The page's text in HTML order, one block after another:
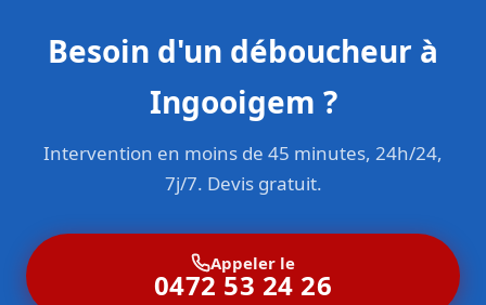
Besoin d'un déboucheur à
Ingooigem ?
Intervention en moins de 45 minutes, 24h/24,
7j/7. Devis gratuit.
Appeler le
0472 53 24 26